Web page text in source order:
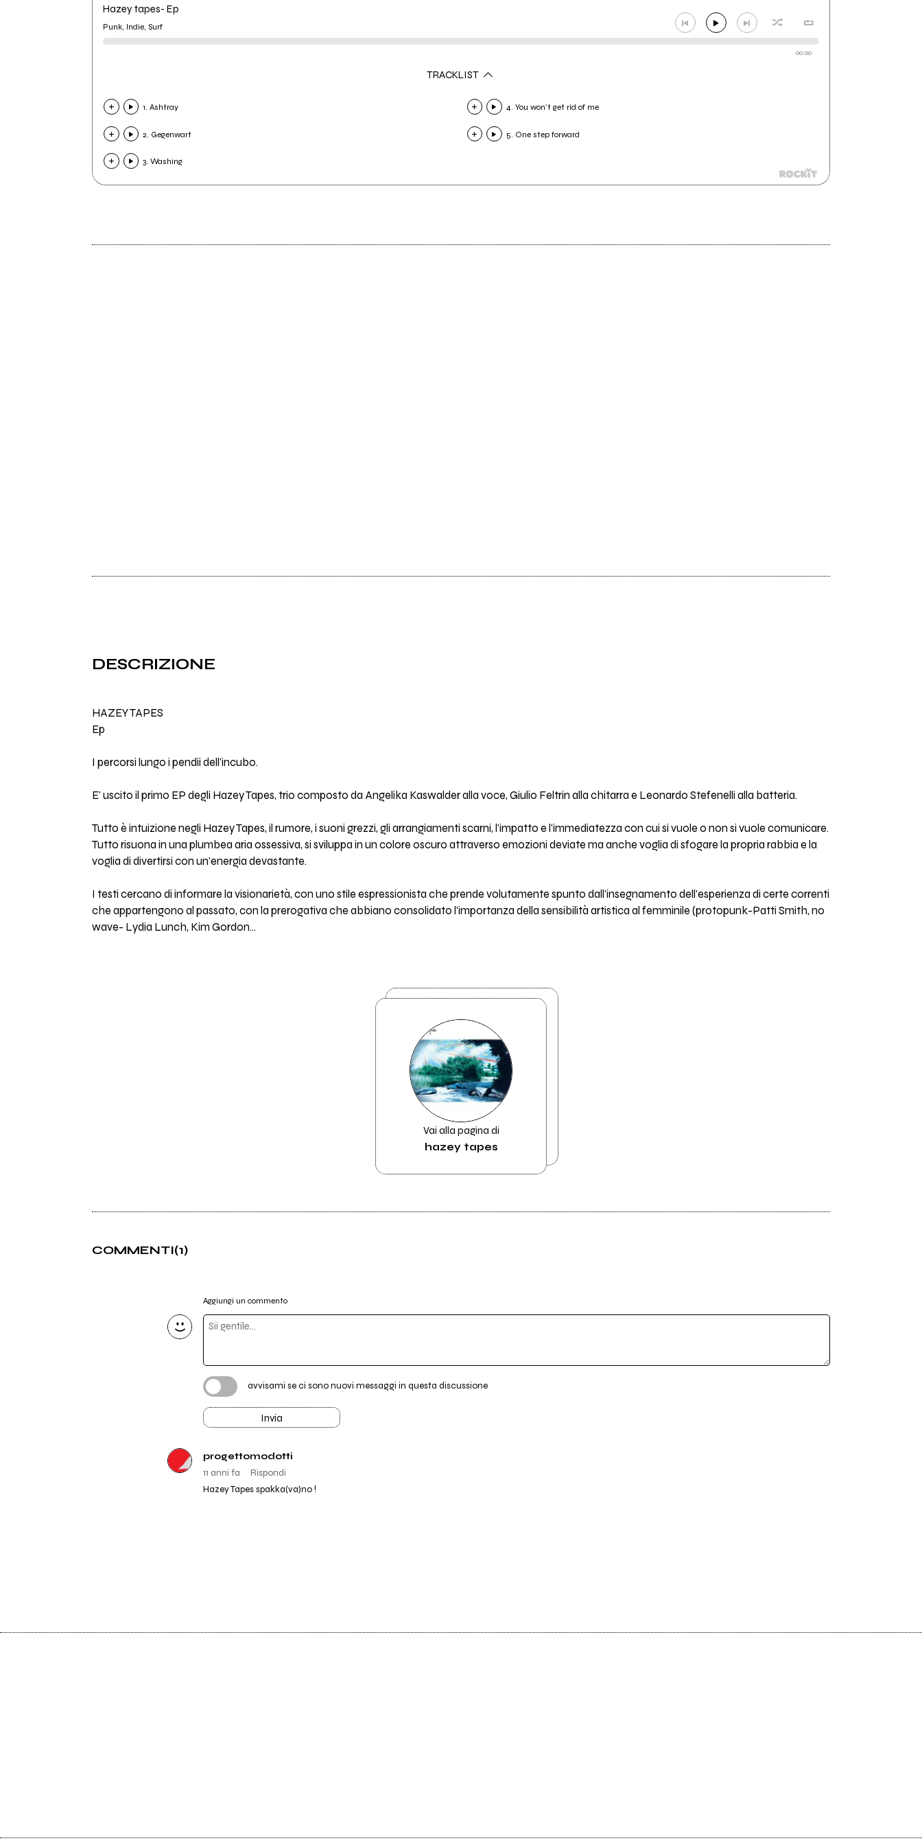
Hazey tapes- Ep
Punk, Indie, Surf
00:00
TRACKLIST
1. Ashtray
2. Gegenwart
3. Washing
4. You won't get rid of me
5. One step forward
DESCRIZIONE
HAZEY TAPES
Ep
I percorsi lungo i pendii dell'incubo.
E' uscito il primo EP degli Hazey Tapes, trio composto da Angelika Kaswalder alla voce, Giulio Feltrin alla chitarra e Leonardo Stefenelli alla batteria.
Tutto è intuizione negli Hazey Tapes, il rumore, i suoni grezzi, gli arrangiamenti scarni, l'impatto e l'immediatezza con cui si vuole o non si vuole comunicare.
Tutto risuona in una plumbea aria ossessiva, si sviluppa in un colore oscuro attraverso emozioni deviate ma anche voglia di sfogare la propria rabbia e la
voglia di divertirsi con un'energia devastante.
I testi cercano di informare la visionarietà, con uno stile espressionista che prende volutamente spunto dall'insegnamento dell'esperienza di certe correnti
che appartengono al passato, con la prerogativa che abbiano consolidato l'importanza della sensibilità artistica al femminile (protopunk-Patti Smith, no
wave- Lydia Lunch, Kim Gordon…
Vai alla pagina di
hazey tapes
COMMENTI(1)
Aggiungi un commento
avvisami se ci sono nuovi messaggi in questa discussione
Invia
progettomodotti
11 anni fa
Rispondi
Hazey Tapes spakka(va)no !